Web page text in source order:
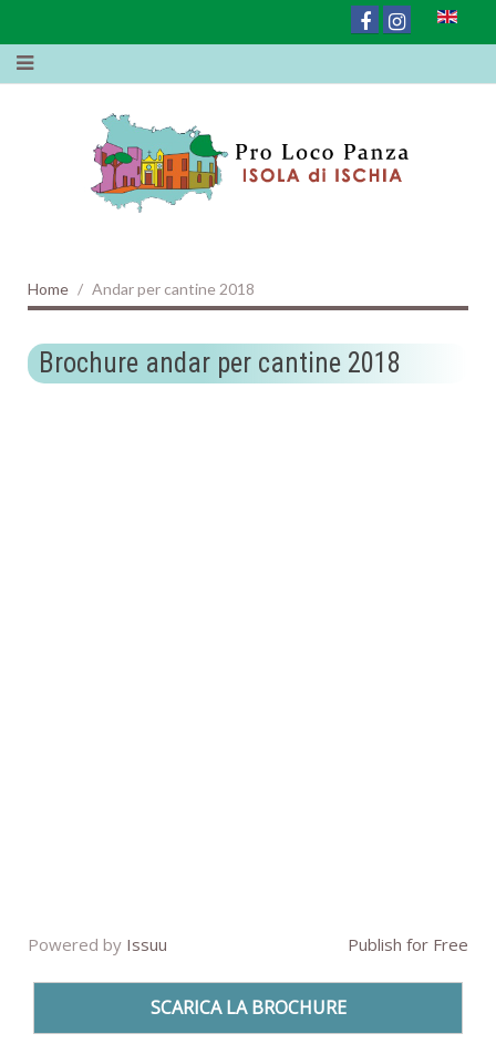
Home Andar per cantine 2018
Brochure andar per cantine 2018
Powered by Issuu Publish for Free
SCARICA LA BROCHURE